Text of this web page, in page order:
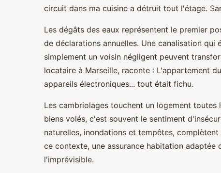
circuit dans ma cuisine a détruit tout l'étage.
Les dégâts des eaux représentent le premier
de déclarations annuelles. Une canalisation qui
simplement un voisin négligent peuvent
locataire à Marseille, raconte : L'appartement
appareils électroniques... tout était fichu.
Les cambriolages touchent un logement toutes
biens volés, c'est souvent le sentiment
naturelles, inondations et tempêtes,
ce contexte, une assurance habitation
l'imprévisible.